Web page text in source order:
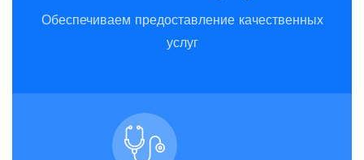
Обеспечиваем предоставление качественных
услуг